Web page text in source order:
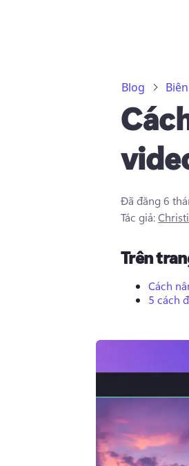
Blog
Đã đăng 6
Tác giả:
Trên
Cách
5 cách